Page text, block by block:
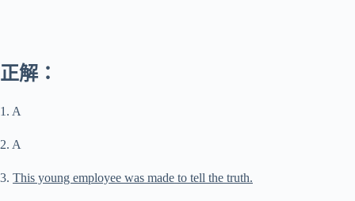
正解：
1. A
2. A
3. This young employee was made to tell the truth.